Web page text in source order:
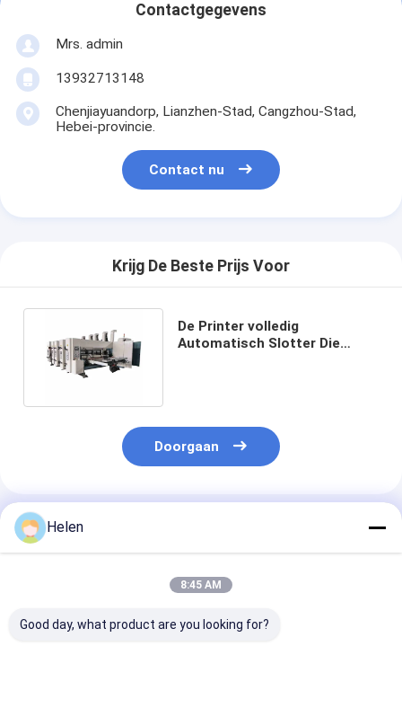
Contactgegevens
Mrs. admin
13932713148
Chenjiayuandorp, Lianzhen-Stad, Cangzhou-Stad,
Hebei-provincie.
Contact nu
Krijg De Beste Prijs Voor
De Printer volledig
Automatisch Slotter Die
Doorgaan
Geadviseerde Producten
Helen
8:45 AM
Good day, what product are you looking for?